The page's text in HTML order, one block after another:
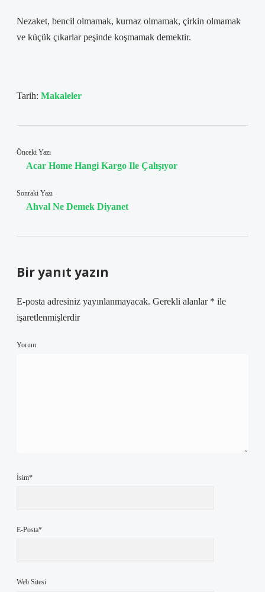
Nezaket, bencil olmamak, kurnaz olmamak, çirkin olmamak
ve küçük çıkarlar peşinde koşmamak demektir.
Tarih: Makaleler
Önceki Yazı
Acar Home Hangi Kargo Ile Çalışıyor
Sonraki Yazı
Ahval Ne Demek Diyanet
Bir yanıt yazın
E-posta adresiniz yayınlanmayacak. Gerekli alanlar * ile
işaretlenmişlerdir
Yorum
İsim*
E-Posta*
Web Sitesi